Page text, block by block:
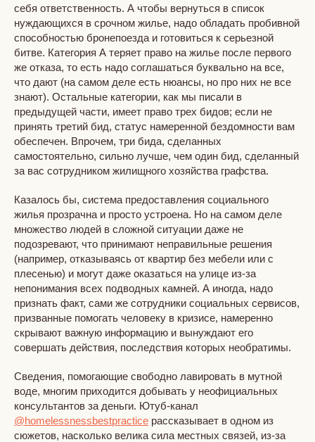
себя ответственность. А чтобы вернуться в список
нуждающихся в срочном жилье, надо обладать пробивной
способностью бронепоезда и готовиться к серьезной
битве. Категория А теряет право на жилье после первого
же отказа, то есть надо соглашаться буквально на все,
что дают (на самом деле есть нюансы, но про них не все
знают). Остальные категории, как мы писали в
предыдущей части, имеет право трех бидов; если не
принять третий бид, статус намеренной бездомности вам
обеспечен. Впрочем, три бида, сделанных
самостоятельно, сильно лучше, чем один бид, сделанный
за вас сотрудником жилищного хозяйства графства.
Казалось бы, сиcтема предоставления социального
жилья прозрачна и просто устроена. Но на самом деле
множество людей в сложной ситуации даже не
подозревают, что принимают неправильные решения
(например, отказываясь от квартир без мебели или с
плесенью) и могут даже оказаться на улице из-за
непонимания всех подводных камней. А иногда, надо
признать факт, сами же сотрудники социальных сервисов,
призванные помогать человеку в кризисе, намеренно
скрывают важную информацию и вынуждают его
совершать действия, последствия которых необратимы.
Сведения, помогающие свободно лавировать в мутной
воде, многим приходится добывать у неофициальных
консультантов за деньги. Ютуб-канал
@homelessnessbestpractice рассказывает в одном из
сюжетов, насколько велика сила местных связей, из-за